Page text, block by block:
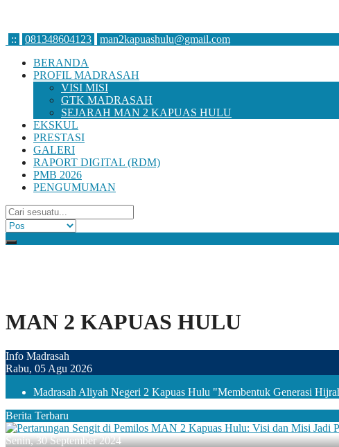
:: 081348604123
man2kapuashulu@gmail.com
BERANDA
PROFIL MADRASAH
VISI MISI
GTK MADRASAH
SEJARAH MAN 2 KAPUAS HULU
EKSKUL
PRESTASI
GALERI
RAPORT DIGITAL (RDM)
PMB 2026
PENGUMUMAN
MAN 2 KAPUAS HULU
Info Madrasah
Rabu, 05 Agu 2026
Madrasah Aliyah Negeri 2 Kapuas Hulu "Membentuk Generasi
Berita Terbaru
Senin, 30 September 2024